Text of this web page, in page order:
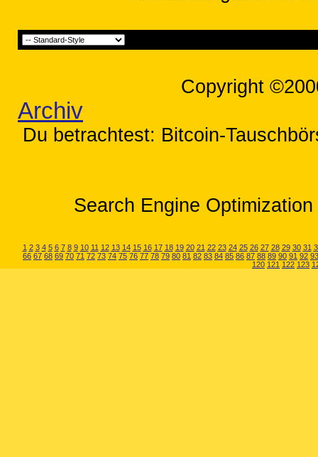
Copyright
Archiv
Du betrachtest: Bitcoin-
Search Engine
1 2 3 4 5 6 7 8 9 10 11 12 13 14 15 16 17 18 19 20 21 22 23 24 25 26 27 28 29 30 31
66 67 68 69 70 71 72 73 74 75 76 77 78 79 80 81 82 83 84 85 86 87 88 89 90 91 92 93
120 121 122 123